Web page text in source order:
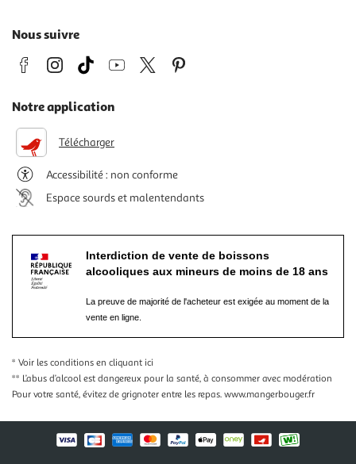
Nous suivre
Notre application
Télécharger
Accessibilité : non conforme
Espace sourds et malentendants
Interdiction de vente de boissons
alcooliques aux mineurs de moins de 18 ans
La preuve de majorité de l'acheteur est exigée au moment de la
vente en ligne.
* Voir les conditions en cliquant ici
** L’abus d’alcool est dangereux pour la santé, à consommer avec modération
Pour votre santé, évitez de grignoter entre les repas. www.mangerbouger.fr